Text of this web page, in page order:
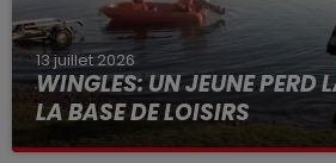
13 juillet 2026
WINGLES: UN JEUNE PERD
LA BASE DE LOISIRS
La victime a coulé à pic